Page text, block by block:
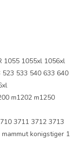
1055 1055xl 1056xl
533 540 633 640
m1202 m1250
3711 3712 3713
konigstiger 1